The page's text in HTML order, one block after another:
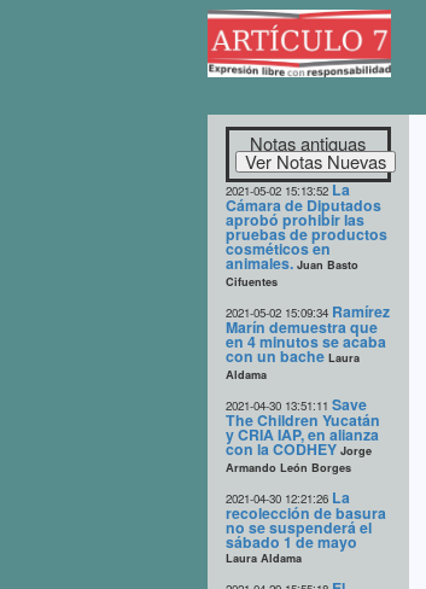
Notas antiguas
2021-05-02 15:13:52 La
Cámara de Diputados
aprobó prohibir las
pruebas de productos
cosméticos en
animales. Juan Basto
Cifuentes
2021-05-02 15:09:34 Ramírez
Marín demuestra que
en 4 minutos se acaba
con un bache Laura
Aldama
2021-04-30 13:51:11 Save
The Children Yucatán
y CRIA IAP, en alianza
con la CODHEY Jorge
Armando León Borges
2021-04-30 12:21:26 La
recolección de basura
no se suspenderá el
sábado 1 de mayo
Laura Aldama